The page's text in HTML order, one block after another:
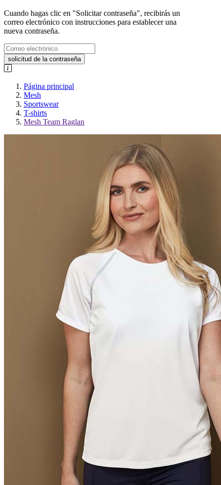
Cuando hagas clic en "Solicitar contraseña", recibirás un
correo electrónico con instrucciones para establecer una
nueva contraseña.
solicitud de la contraseña
Página principal
Mesh
Sportswear
T-shirts
Mesh Team Raglan